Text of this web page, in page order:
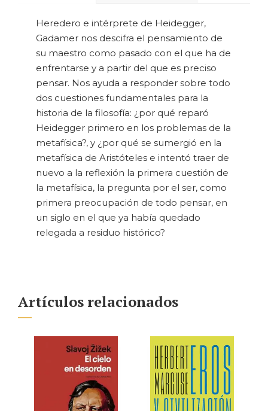
Heredero e intérprete de Heidegger,
Gadamer nos descifra el pensamiento de
su maestro como pasado con el que ha de
enfrentarse y a partir del que es preciso
pensar. Nos ayuda a responder sobre todo
dos cuestiones fundamentales para la
historia de la filosofía: ¿por qué reparó
Heidegger primero en los problemas de la
metafísica?, y ¿por qué se sumergió en la
metafísica de Aristóteles e intentó traer de
nuevo a la reflexión la primera cuestión de
la metafísica, la pregunta por el ser, como
primera preocupación de todo pensar, en
un siglo en el que ya había quedado
relegada a residuo histórico?
Artículos relacionados